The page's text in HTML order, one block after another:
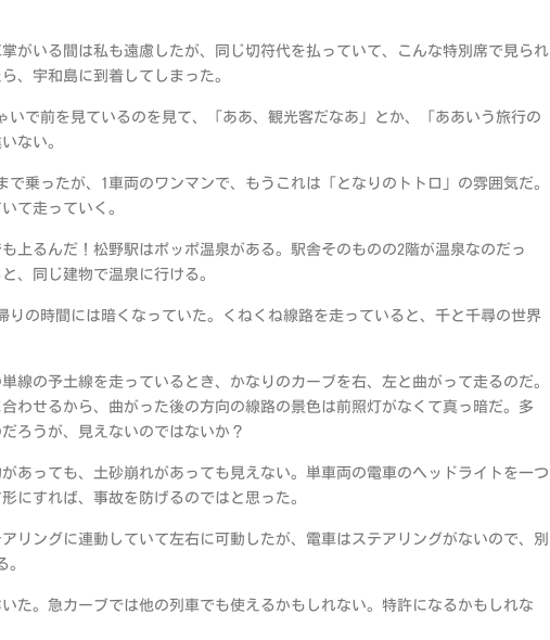
がいる間は私も遠慮したが、同じ切符代を払っていて、こんな特別席で見られ
、宇和島に到着してしまった。
いで前を見ているのを見て、「ああ、観光客だなあ」とか、「ああいう旅行の
ない。
乗ったが、1車両のワンマンで、もうこれは「となりのトトロ」の雰囲気だ。
て走っていく。
上るんだ！松野駅はポッポ温泉がある。駅舎そのものの2階が温泉なのだっ
、同じ建物で温泉に行ける。
の時間には暗くなっていた。くねくね線路を走っていると、千と千尋の世界
線の予土線を走っているとき、かなりのカーブを右、左と曲がって走るのだ。
わせるから、曲がった後の方向の線路の景色は前照灯がなくて真っ暗だ。多
ろうが、見えないのではないか？
あっても、土砂崩れがあっても見えない。単車両の電車のヘッドライトを一つ
にすれば、事故を防げるのではと思った。
リングに連動していて左右に可動したが、電車はステアリングがないので、別
。
た。急カーブでは他の列車でも使えるかもしれない。特許になるかもしれな